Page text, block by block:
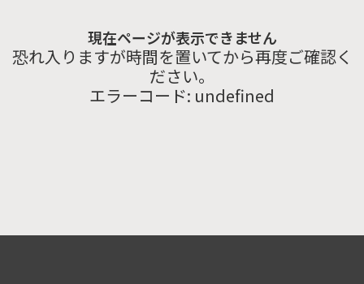
現在ページが表示できません
恐れ入りますが時間を置いてから再度ご確認く
ださい。
エラーコード: undefined